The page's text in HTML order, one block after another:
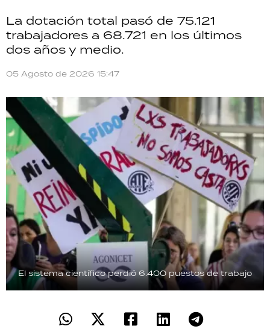
La dotación total pasó de 75.121
trabajadores a 68.721 en los últimos
dos años y medio.
05 Agosto de 2026 15:47
El sistema científico perdió 6.400 puestos de trabajo